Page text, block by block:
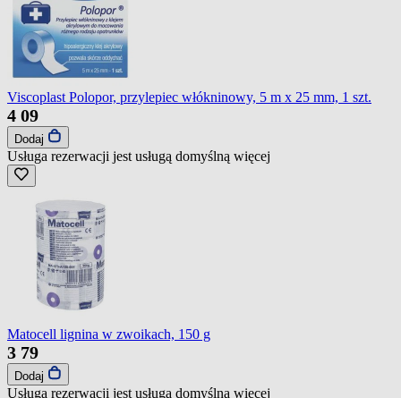
Viscoplast Polopor, przylepiec włókninowy, 5 m x 25 mm, 1 szt.
4 09
Dodaj
Usługa rezerwacji jest usługą domyślną więcej
Matocell lignina w zwoikach, 150 g
3 79
Dodaj
Usługa rezerwacji jest usługą domyślną więcej